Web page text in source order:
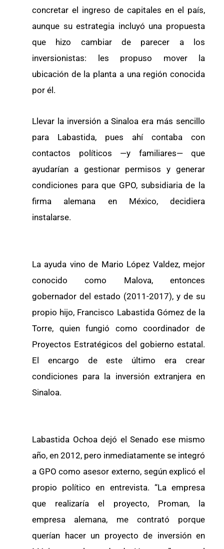
concretar el ingreso de capitales en el país,
aunque su estrategia incluyó una propuesta
que hizo cambiar de parecer a los
inversionistas: les propuso mover la
ubicación de la planta a una región conocida
por él.
Llevar la inversión a Sinaloa era más sencillo
para Labastida, pues ahí contaba con
contactos políticos —y familiares— que
ayudarían a gestionar permisos y generar
condiciones para que GPO, subsidiaria de la
firma alemana en México, decidiera
instalarse.
La ayuda vino de Mario López Valdez, mejor
conocido como Malova, entonces
gobernador del estado (2011-2017), y de su
propio hijo, Francisco Labastida Gómez de la
Torre, quien fungió como coordinador de
Proyectos Estratégicos del gobierno estatal.
El encargo de este último era crear
condiciones para la inversión extranjera en
Sinaloa.
Labastida Ochoa dejó el Senado ese mismo
año, en 2012, pero inmediatamente se integró
a GPO como asesor externo, según explicó el
propio político en entrevista. “La empresa
que realizaría el proyecto, Proman, la
empresa alemana, me contrató porque
querían hacer un proyecto de inversión en